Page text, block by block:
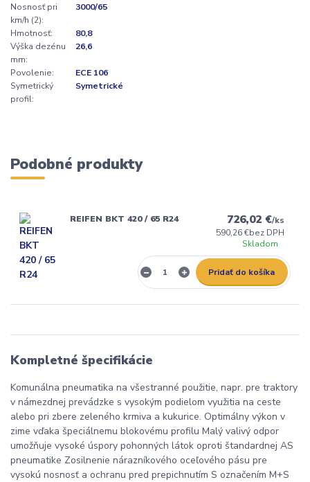
Nosnosť pri
km/h (2):
3000/65
Hmotnosť:
80,8
Výška dezénu
mm:
26,6
Povolenie:
ECE 106
Symetrický
profil:
Symetrické
Podobné produkty
REIFEN BKT 420 / 65 R24 726,02 €/ks
590,26 €bez DPH
Skladom
Pridať do košíka
Kompletné špecifikácie
Komunálna pneumatika na všestranné použitie, napr. pre traktory
v námezdnej prevádzke s vysokým podielom využitia na ceste
alebo pri zbere zeleného krmiva a kukurice. Optimálny výkon v
zime vďaka špeciálnemu blokovému profilu Malý valivý odpor
umožňuje vysoké úspory pohonných látok oproti štandardnej AS
pneumatike Zosilnenie nárazníkového oceľového pásu pre
vysokú nosnosť a ochranu pred prepichnutím S označením M+S